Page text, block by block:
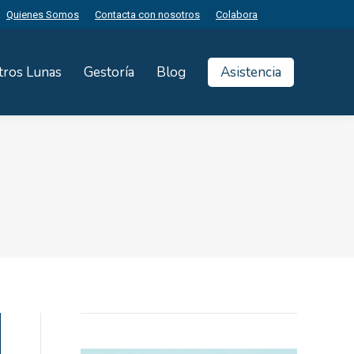
Quienes Somos Contacta con nosotros Colabora
Lunas Gestoría Blog Asistencia